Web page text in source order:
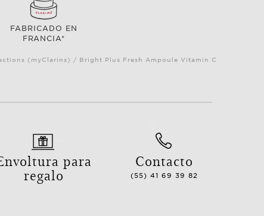
FABRICADO EN
FRANCIA*
(myClarins) / Bright Plus Fresh Ampoule Vitamin C
para
regalo
Contacto
(55) 41 69 39 82